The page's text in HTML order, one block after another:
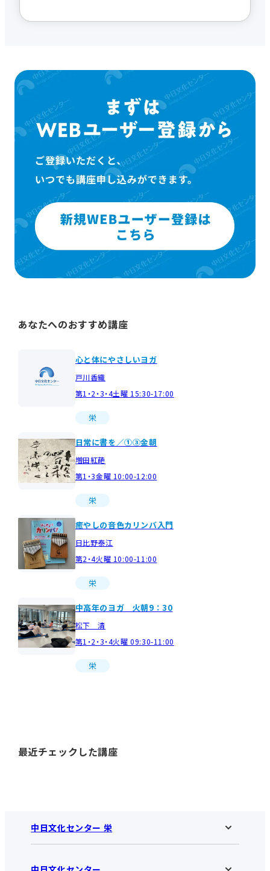
あなたへのおすすめ講座
心と体にやさしいヨガ
戸川香織
第1・2・3・4土曜 15:30-17:00
栄
日常に書を／①③金朝
増田紅葩
第1・3金曜 10:00-12:00
栄
癒やしの音色カリンバ入門
日比野泰江
第2・4火曜 10:00-11:00
栄
中高年のヨガ 火朝9：30
松下 清
第1・2・3・4火曜 09:30-11:00
栄
最近チェックした講座
中日文化センター 栄